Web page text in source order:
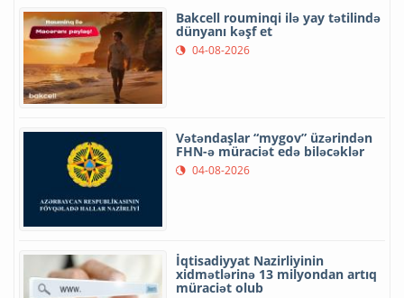
Bakcell rouminqi ilə yay tətilində
dünyanı kəşf et
04-08-2026
Vətəndaşlar “mygov” üzərindən
FHN-ə müraciət edə biləcəklər
04-08-2026
İqtisadiyyat Nazirliyinin
xidmətlərinə 13 milyondan artıq
müraciət olub